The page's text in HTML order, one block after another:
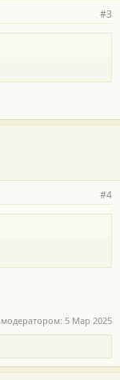
#3
#4
5 Мар 2025